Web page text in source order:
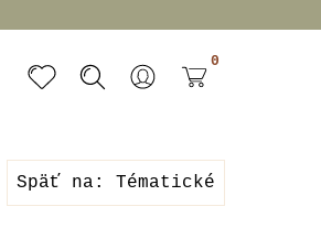
0
Späť na: Tématické